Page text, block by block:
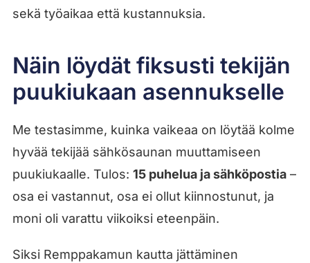
sekä työaikaa että kustannuksia.
Näin löydät fiksusti tekijän
puukiukaan asennukselle
Me testasimme, kuinka vaikeaa on löytää kolme
hyvää tekijää sähkösaunan muuttamiseen
puukiukaalle. Tulos: 15 puhelua ja sähköpostia–
osa ei vastannut, osa ei ollut kiinnostunut, ja
moni oli varattu viikoiksi eteenpäin.
Siksi Remppakamun kautta jättäminen